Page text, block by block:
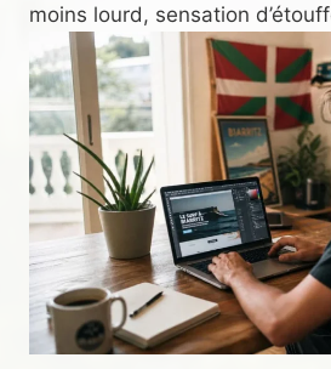
moins lourd, sensation